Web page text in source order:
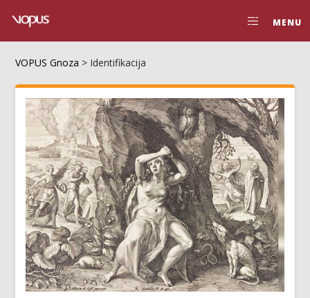
MENU
VOPUS Gnoza > Identifikacija